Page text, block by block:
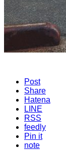
Post
Share
Hatena
LINE
RSS
feedly
Pin it
note